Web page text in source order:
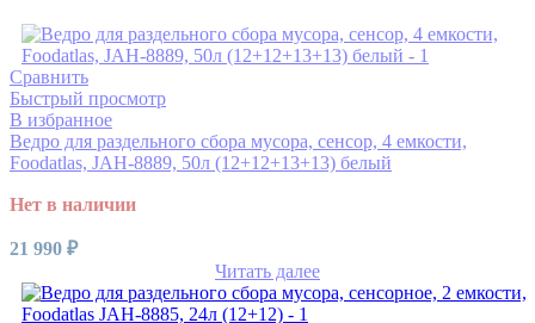
Сравнить
Быстрый просмотр
В избранное
Ведро для раздельного сбора мусора, сенсор, 4 емкости,
Foodatlas, JAH-8889, 50л (12+12+13+13) белый
Нет в наличии
21 990 ₽
Читать далее